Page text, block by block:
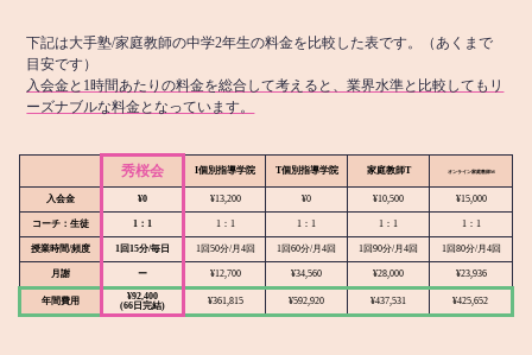
下記は大手塾/家庭教師の中学2年生の料金を比較した表です。（あくまで
目安です）
入会金と1時間あたりの料金を総合して考えると、業界水準と比較してもリ
ーズナブルな料金となっています。
秀桜会 I個別指導学院 T個別指導学院 家庭教師T オンライン家庭教師M
入会金 ¥0 ¥13,200 ¥0 ¥10,500 ¥15,000
コーチ：生徒 1：1 1：1 1：1 1：1 1：1
授業時間/頻度 1回15分/毎日 1回50分/月4回 1回60分/月4回 1回90分/月4回 1回80分/月4回
月謝 ー ¥12,700 ¥34,560 ¥28,000 ¥23,936
年間費用
¥92,400
(66日完結)
¥361,815 ¥592,920 ¥437,531 ¥425,652